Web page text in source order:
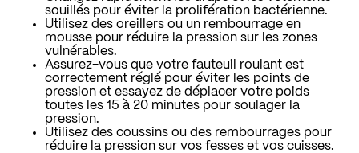
souillés pour éviter la prolifération bactérienne.
Utilisez des oreillers ou un rembourrage en
mousse pour réduire la pression sur les zones
vulnérables.
Assurez-vous que votre fauteuil roulant est
correctement réglé pour éviter les points de
pression et essayez de déplacer votre poids
toutes les 15 à 20 minutes pour soulager la
pression.
Utilisez des coussins ou des rembourrages pour
réduire la pression sur vos fesses et vos cuisses.